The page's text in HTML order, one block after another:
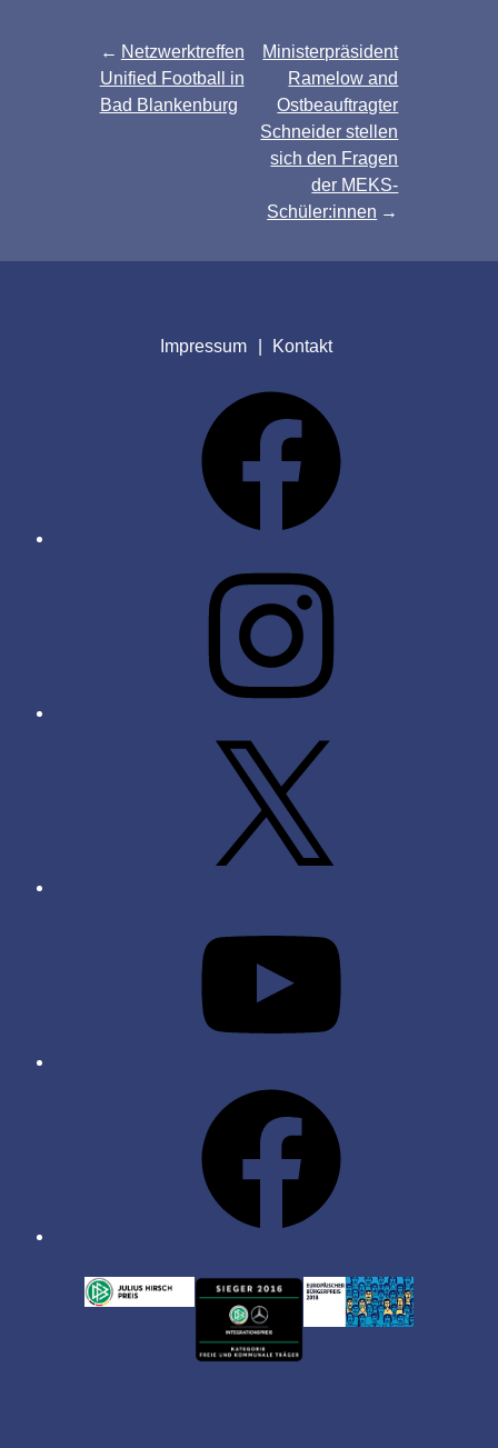
Beitragsnavigation
Netzwerktreffen
Unified Football in
Bad Blankenburg
Ministerpräsident
Ramelow and
Ostbeauftragter
Schneider stellen
sich den Fragen
der MEKS-
Schüler:innen
Impressum Kontakt
AUSZEICHNUNGEN